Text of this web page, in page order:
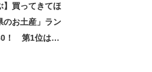
】買ってきてほ
のお土産」ラン
！ 第1位は